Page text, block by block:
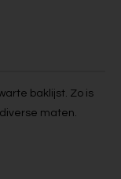
baklijst. Zo is
maten.